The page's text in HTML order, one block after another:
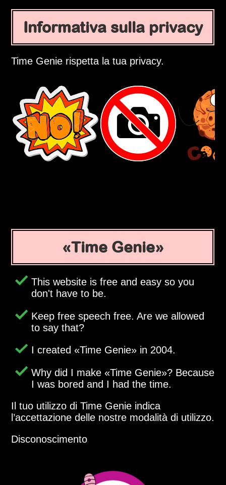
Informativa sulla privacy
Time Genie rispetta la tua privacy.
Time Genie
This website is free and easy so you
don't have to be.
Keep free speech free. Are we allowed
to say that?
I created Time Genie in 2004.
Why did I make Time Genie ? Because
I was bored and I had the time.
Il tuo utilizzo di Time Genie indica
l’accettazione delle nostre modalità di utilizzo.
Disconoscimento